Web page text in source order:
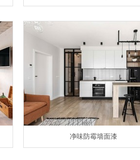
净味防霉墙面漆